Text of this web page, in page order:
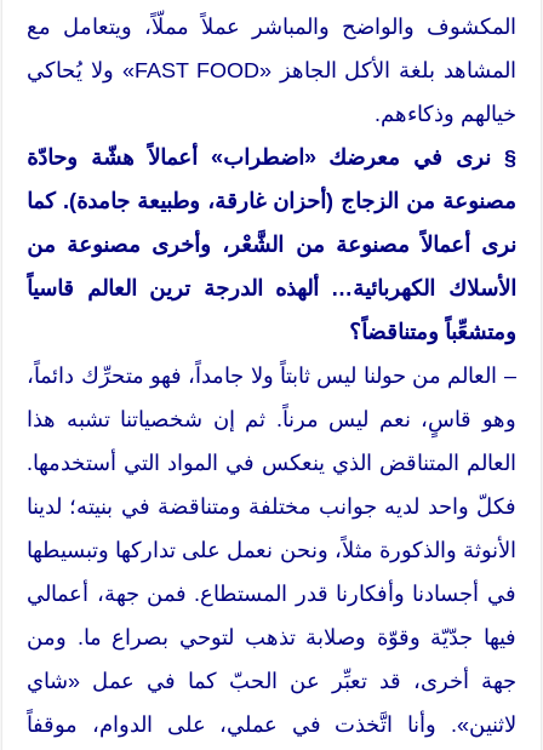
المكشوف والواضح والمباشر عملاً مملّاً، ويتعامل مع
المشاهد بلغة الأكل الجاهز «FAST FOOD» ولا يُحاكي
خيالهم وذكاءهم.
§ نرى في معرضك «اضطراب» أعمالاً هشّة وحادّة
مصنوعة من الزجاج (أحزان غارقة، وطبيعة جامدة). كما
نرى أعمالاً مصنوعة من الشَّعْر، وأخرى مصنوعة من
الأسلاك الكهربائية… ألهذه الدرجة ترين العالم قاسياً
ومتشعِّباً ومتناقضاً؟
– العالم من حولنا ليس ثابتاً ولا جامداً، فهو متحرِّك دائماً،
وهو قاسٍ، نعم ليس مرناً. ثم إن شخصياتنا تشبه هذا
العالم المتناقض الذي ينعكس في المواد التي أستخدمها.
فكلّ واحد لديه جوانب مختلفة ومتناقضة في بنيته؛ لدينا
الأنوثة والذكورة مثلاً، ونحن نعمل على تداركها وتبسيطها
في أجسادنا وأفكارنا قدر المستطاع. فمن جهة، أعمالي
فيها جدّيّة وقوّة وصلابة تذهب لتوحي بصراع ما. ومن
جهة أخرى، قد تعبِّر عن الحبّ كما في عمل «شاي
لاثنين». وأنا اتَّخذت في عملي، على الدوام، موقفاً